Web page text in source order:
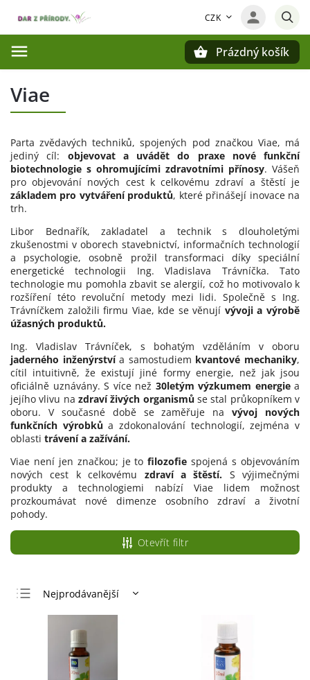
CZK
Prázdný košík
Viae
Parta zvědavých techniků, spojených pod značkou Viae, má
jediný cíl: objevovat a uvádět do praxe nové funkční
biotechnologie s ohromujícími zdravotními přínosy. Vášeň
pro objevování nových cest k celkovému zdraví a štěstí je
základem pro vytváření produktů, které přinášejí inovace na
trh.
Libor Bednařík, zakladatel a technik s dlouholetými
zkušenostmi v oborech stavebnictví, informačních technologií
a psychologie, osobně prožil transformaci díky speciální
energetické technologii Ing. Vladislava Trávníčka. Tato
technologie mu pomohla zbavit se alergií, což ho motivovalo k
rozšíření této revoluční metody mezi lidi. Společně s Ing.
Trávníčkem založili firmu Viae, kde se věnují vývoji a výrobě
úžasných produktů.
Ing. Vladislav Trávníček, s bohatým vzděláním v oboru
jaderného inženýrstvía samostudiem kvantové mechaniky,
cítil intuitivně, že existují jiné formy energie, než jak jsou
oficiálně uznávány. S více než 30letým výzkumem energiea
jejího vlivu na zdraví živých organismůse stal průkopníkem v
oboru. V současné době se zaměřuje navývoj nových
funkčních výrobkůa zdokonalování technologií, zejména v
oblasti trávení a zažívání.
Viae není jen značkou; je tofilozofie spojená s objevováním
nových cest k celkovému zdraví a štěstí. S výjimečnými
produkty a technologiemi nabízí Viae lidem možnost
prozkoumávat nové dimenze osobního zdraví a životní
pohody.
Otevřít filtr
Nejprodávanější
Nejlevnější
Abecedně